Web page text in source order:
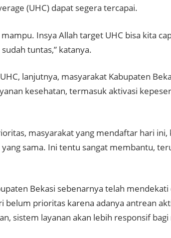
(UHC) dapat segera tercapai.
mampu. Insya Allah target UHC bisa kita
tuntas,” katanya.
lanjutnya, masyarakat Kabupaten
kesehatan, termasuk aktivasi
masyarakat yang mendaftar hari
sama. Ini tentu sangat membantu,
Bekasi sebenarnya telah
belum prioritas karena adanya antrean
sistem layanan akan lebih responsif